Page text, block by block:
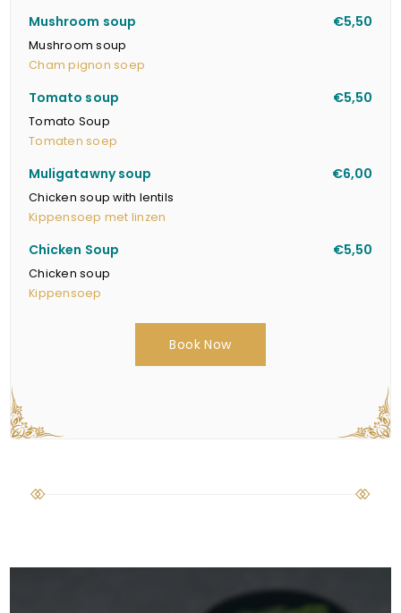
Mushroom soup €5,50
Mushroom soup
Cham pignon soep
Tomato soup €5,50
Tomato Soup
Tomaten soep
Muligatawny soup €6,00
Chicken soup with lentils
Kippensoep met linzen
Chicken Soup €5,50
Chicken soup
Kippensoep
Book Now